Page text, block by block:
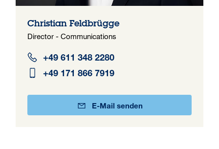
Christian Feldbrügge
Director - Communications
+49 611 348 2280
+49 171 866 7919
E-Mail senden